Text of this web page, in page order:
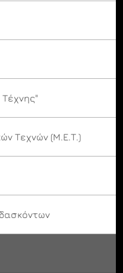
Τεχνών (Μ.Ε.Τ.)